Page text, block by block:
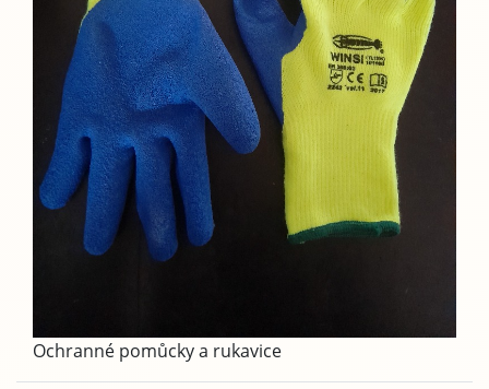
Ochranné pomůcky a rukavice